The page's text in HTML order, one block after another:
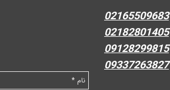
02165509683
02182801405
09128299815
09337263827